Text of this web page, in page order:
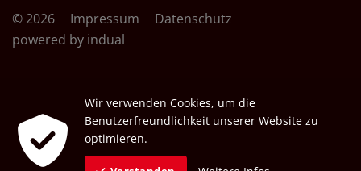
© 2026 Impressum
Datenschutz
powered by indual
Wir verwenden Cookies, um die
Benutzerfreundlichkeit unserer Website zu
optimieren.